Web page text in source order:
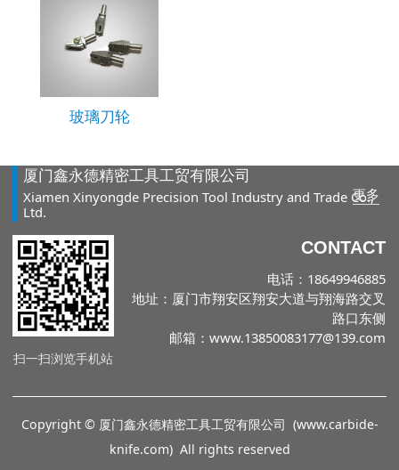
玻璃刀轮
厦门鑫永德精密工具工贸有限公司
Xiamen Xinyongde Precision Tool Industry and Trade Co.,
Ltd.
更多
扫一扫浏览手机站
CONTACT
电话：18649946885
地址：厦门市翔安区翔安大道与翔海路交叉
路口东侧
邮箱：www.13850083177@139.com
Copyright © 厦门鑫永德精密工具工贸有限公司 (www.carbide-
knife.com) All rights reserved